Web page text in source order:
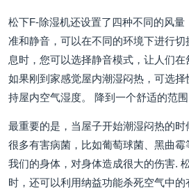
松下F-除湿机还设置了四种不同的风
准和静音，可以在不同的环境下进行
息时，您可以选择静音模式，让人们在
如果刚到家感觉屋内潮湿闷热，可选
持屋内空气湿度。 降到一个舒适的范围
最重要的是，当屋子开始潮湿闷热的
很多有害病菌，比如葡萄球菌、黑曲霉
我们的身体，对身体造成很大的伤害.
时，还可以利用纳益功能杀死空气中